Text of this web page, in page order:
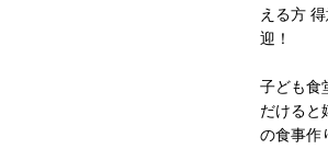
える方
迎！
子ども食
だけると
の食事作